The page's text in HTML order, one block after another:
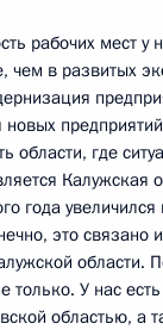
Московская
вторник
с Министром
рабочих мест
чем в развитых
области, где
года
это связано
области.
У нас
областью, а